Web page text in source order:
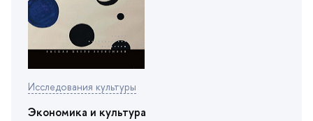
Исследования культуры
Экономика и культура